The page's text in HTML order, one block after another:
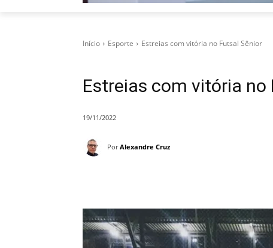
Início Esporte Estreias com vitória no Futsal Sênior
Estreias com vitória no
19/11/2022
Por Alexandre Cruz